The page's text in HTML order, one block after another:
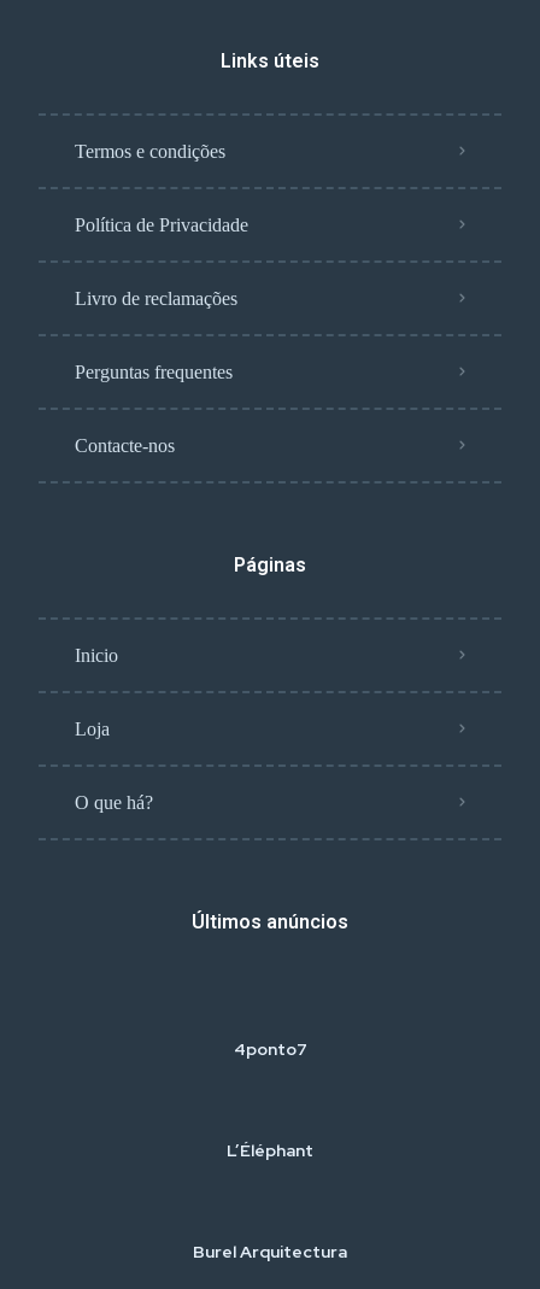
Links úteis
Termos e condições
Política de Privacidade
Livro de reclamações
Perguntas frequentes
Contacte-nos
Páginas
Inicio
Loja
O que há?
Últimos anúncios
4ponto7
L’Éléphant
Burel Arquitectura